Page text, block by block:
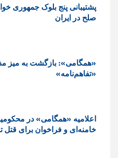
پشتيبانی پنج بلوک جمهوری
صلح در ایران
«همگامی»: بازگشت به میز
«تفاهم‌نامه»
اعلامیه «همگامی» در
خامنه‌ای و فراخوان برای قتل